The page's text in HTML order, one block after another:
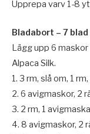
Upprepa varv 1-8
Bladabort – 7 blad
Lägg upp 6
Alpaca Silk.
1. 3 rm, slå om, 1
2. 6 avigmaskor, 2
3. 2 rm, 1
4. 8 avigmaskor, 2